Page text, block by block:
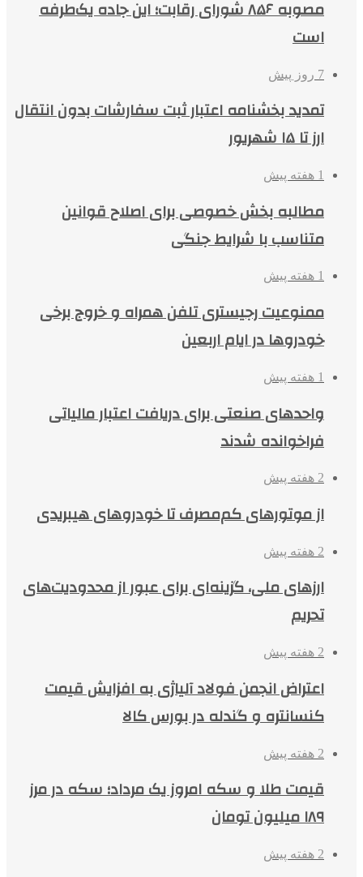
مصوبه ۸۵۶ شورای رقابت؛ این جاده یک‌طرفه
است
7 روز پیش
تمدید بخشنامه اعتبار ثبت سفارشات بدون انتقال
ارز تا ۱۵ شهریور
1 هفته پیش
مطالبه بخش خصوصی برای اصلاح قوانین
متناسب با شرایط جنگی
1 هفته پیش
ممنوعیت رجیستری تلفن همراه و خروج برخی
خودروها در ایام اربعین
1 هفته پیش
واحدهای صنعتی برای دریافت اعتبار مالیاتی
فراخوانده شدند
2 هفته پیش
از موتورهای کم‌مصرف تا خودروهای هیبریدی
2 هفته پیش
ارزهای ملی، گزینه‌ای برای عبور از محدودیت‌های
تحریم
2 هفته پیش
اعتراض انجمن فولاد آلیاژی به افزایش قیمت
کنسانتره و گندله در بورس کالا
2 هفته پیش
قیمت طلا و سکه امروز یک مرداد؛ سکه در مرز
۱۸۹ میلیون تومان
2 هفته پیش